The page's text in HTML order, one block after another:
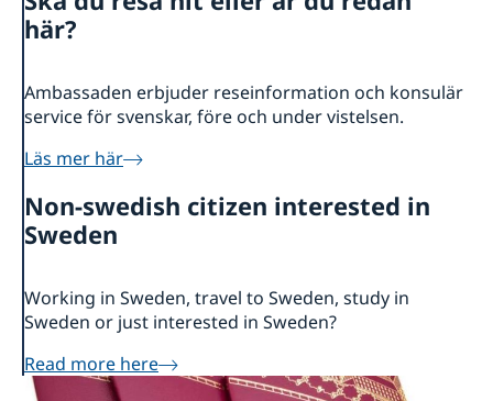
Kontakt gällande visum och uppehållstillstånd
Prislista
Var ska ansökan lämnas in?
Aktuellt
Migrationssektionen - inställt drop-in torsdag den 7
maj 2026
april
bosatta i Jordanien
Nu möjligt att betala med betalkort hos ambassaden
andra länder
Ändrad handläggningsprocess för
pappersansökningar
Ny sajt för offentlig diplomati - Swedish Foreign
Policy Stories
Uppdaterad tid för drop-in Migrations sektionen
Ambassadens personal
Dataskyddspolicy för utlandsmyndigheterna
Praktiktjänstgöring på ambassaden i Amman
här?
Ambassaden erbjuder reseinformation och konsulär
service för svenskar, före och under vistelsen.
Läs mer här
Non-swedish citizen interested in
Sweden
Working in Sweden, travel to Sweden, study in
Sweden or just interested in Sweden?
Read more here